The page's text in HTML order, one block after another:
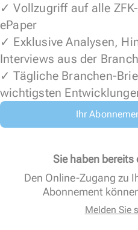
✓ Vollzugriff auf alle
ePaper
✓ Exklusive Analysen,
Interviews aus der
✓ Tägliche Branchen-
wichtigsten
Ihr
Sie haben bereits
Den Online-Zugang zu
Abonnement
Melden Sie